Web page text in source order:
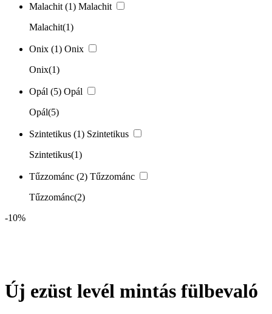
Malachit (1) Malachit
Malachit(1)
Onix (1) Onix
Onix(1)
Opál (5) Opál
Opál(5)
Szintetikus (1) Szintetikus
Szintetikus(1)
Tűzzománc (2) Tűzzománc
Tűzzománc(2)
-10%
Új ezüst levél mintás fülbevaló